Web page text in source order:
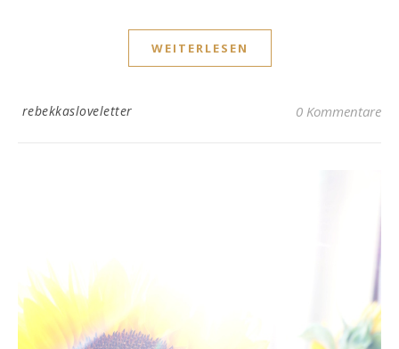
WEITERLESEN
rebekkasloveletter 0 Kommentare